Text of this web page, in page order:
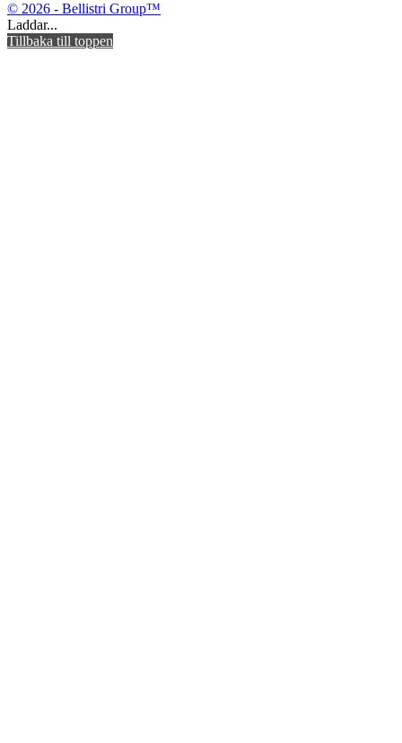
© 2026 - Bellistri Group™
Laddar...
Tillbaka till toppen